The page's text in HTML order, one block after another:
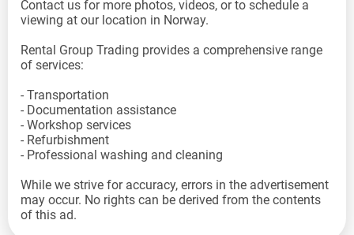
Contact us for more photos, videos, or to schedule a
viewing at our location in Norway.
Rental Group Trading provides a comprehensive range
of services:
- Transportation
- Documentation assistance
- Workshop services
- Refurbishment
- Professional washing and cleaning
While we strive for accuracy, errors in the advertisement
may occur. No rights can be derived from the contents
of this ad.